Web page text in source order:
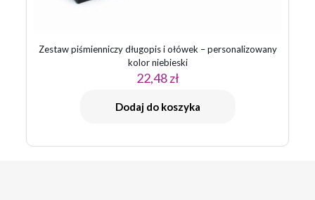
Zestaw piśmienniczy długopis i ołówek – personalizowany
kolor niebieski
22,48zł
Dodaj do koszyka